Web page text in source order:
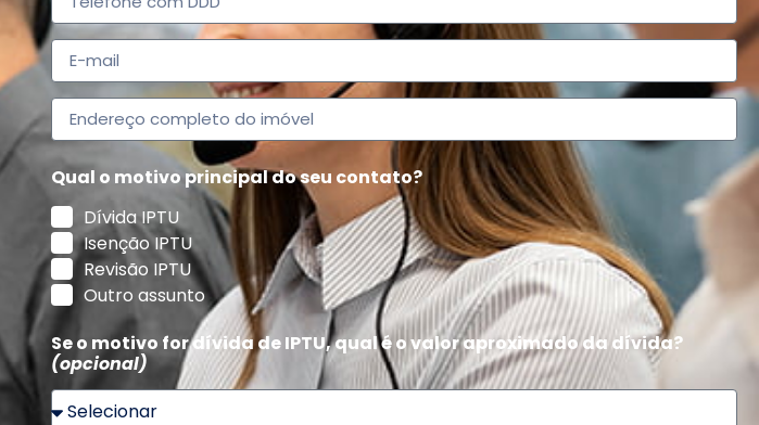
Qual o motivo principal do seu contato?
Dívida IPTU
Isenção IPTU
Revisão IPTU
Outro assunto
Se o motivo for dívida de IPTU, qual é o valor aproximado da dívida?
(opcional)